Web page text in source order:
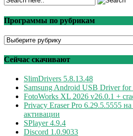
Программы по рубрикам
Программы
рубрикам
Сейчас скачивают
SlimDrivers 5.8.13.48
Samsung Android USB Driver
FotoWorks XL 2026 v26.0.1 +
Privacy Eraser Pro 6.29.5.5555
активации
SPlayer 4.9.4
Discord 1.0.9033